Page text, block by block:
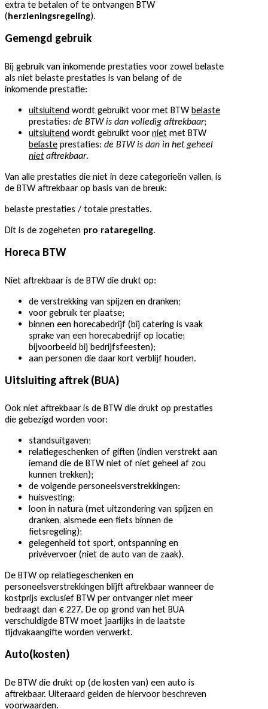
extra te betalen of te ontvangen BTW
(herzieningsregeling).
Gemengd gebruik
Bij gebruik van inkomende prestaties voor zowel belaste
als niet belaste prestaties is van belang of de
inkomende prestatie:
uitsluitend wordt gebruikt voor met BTW belaste
prestaties: de BTW is dan volledig aftrekbaar;
uitsluitend wordt gebruikt voor niet met BTW
belaste prestaties: de BTW is dan in het geheel
nietaftrekbaar.
Van alle prestaties die niet in deze categorieën vallen, is
de BTW aftrekbaar op basis van de breuk:
belaste prestaties / totale prestaties.
Dit is de zogeheten pro rataregeling.
Horeca BTW
Niet aftrekbaar is de BTW die drukt op:
de verstrekking van spijzen en dranken;
voor gebruik ter plaatse;
binnen een horecabedrijf (bij catering is vaak
sprake van een horecabedrijf op locatie;
bijvoorbeeld bij bedrijfsfeesten);
aan personen die daar kort verblijf houden.
Uitsluiting aftrek (BUA)
Ook niet aftrekbaar is de BTW die drukt op prestaties
die gebezigd worden voor:
standsuitgaven;
relatiegeschenken of giften (indien verstrekt aan
iemand die de BTW niet of niet geheel af zou
kunnen trekken);
de volgende personeelsverstrekkingen:
huisvesting;
loon in natura (met uitzondering van spijzen en
dranken, alsmede een fiets binnen de
fietsregeling);
gelegenheid tot sport, ontspanning en
privévervoer (niet de auto van de zaak).
De BTW op relatiegeschenken en
personeelsverstrekkingen blijft aftrekbaar wanneer de
kostprijs exclusief BTW per ontvanger niet meer
bedraagt dan € 227. De op grond van het BUA
verschuldigde BTW moet jaarlijks in de laatste
tijdvakaangifte worden verwerkt.
Auto(kosten)
De BTW die drukt op (de kosten van) een auto is
aftrekbaar. Uiteraard gelden de hiervoor beschreven
voorwaarden.